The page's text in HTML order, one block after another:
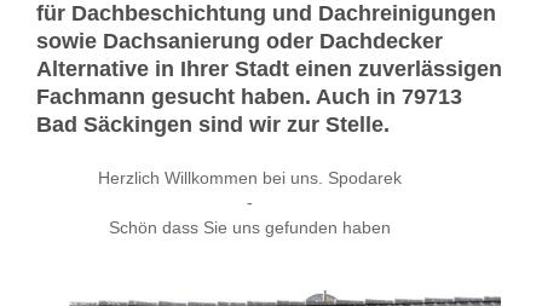
für Dachbeschichtung und Dachreinigungen
sowie Dachsanierung oder Dachdecker
Alternative in Ihrer Stadt einen zuverlässigen
Fachmann gesucht haben. Auch in 79713
Bad Säckingen sind wir zur Stelle.
Herzlich Willkommen bei uns. Spodarek
-
Schön dass Sie uns gefunden haben